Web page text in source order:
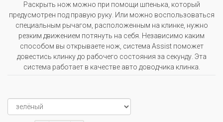
Раскрыть нож можно при помощи шпенька, который
предусмотрен под правую руку. Или можно воспользоваться
специальным рычагом, расположенным на клинке, нужно
резким движением потянуть на себя. Независимо каким
способом вы открываете нож, система Assist поможет
довестись клинку до рабочего состояния за секунду. Эта
система работает в качестве авто доводчика клинка.